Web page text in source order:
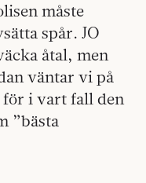
måste
spår. JO
åtal, men
väntar vi på
i vart fall den
”bästa